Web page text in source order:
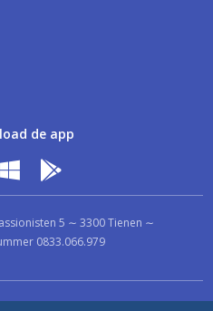
de app
5 ∼ 3300 Tienen ∼
0833.066.979